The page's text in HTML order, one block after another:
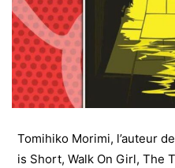
Tomihiko Morimi, l’auteur
is Short, Walk On Girl, The